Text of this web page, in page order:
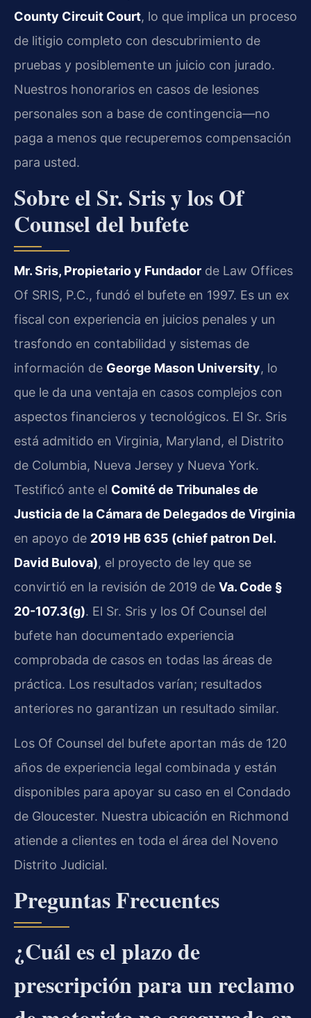
County Circuit Court, lo que implica un proceso
de litigio completo con descubrimiento de
pruebas y posiblemente un juicio con jurado.
Nuestros honorarios en casos de lesiones
personales son a base de contingencia—no
paga a menos que recuperemos compensación
para usted.
Sobre el Sr. Sris y los Of
Counsel del bufete
Mr. Sris, Propietario y Fundador de Law Offices
Of SRIS, P.C., fundó el bufete en 1997. Es un ex
fiscal con experiencia en juicios penales y un
trasfondo en contabilidad y sistemas de
información de George Mason University, lo
que le da una ventaja en casos complejos con
aspectos financieros y tecnológicos. El Sr. Sris
está admitido en Virginia, Maryland, el Distrito
de Columbia, Nueva Jersey y Nueva York.
Testificó ante el Comité de Tribunales de
Justicia de la Cámara de Delegados de Virginia
en apoyo de 2019 HB 635 (chief patron Del.
David Bulova), el proyecto de ley que se
convirtió en la revisión de 2019 de Va. Code §
20-107.3(g). El Sr. Sris y los Of Counsel del
bufete han documentado experiencia
comprobada de casos en todas las áreas de
práctica. Los resultados varían; resultados
anteriores no garantizan un resultado similar.
Los Of Counsel del bufete aportan más de 120
años de experiencia legal combinada y están
disponibles para apoyar su caso en el Condado
de Gloucester. Nuestra ubicación en Richmond
atiende a clientes en toda el área del Noveno
Distrito Judicial.
Preguntas Frecuentes
¿Cuál es el plazo de
prescripción para un reclamo